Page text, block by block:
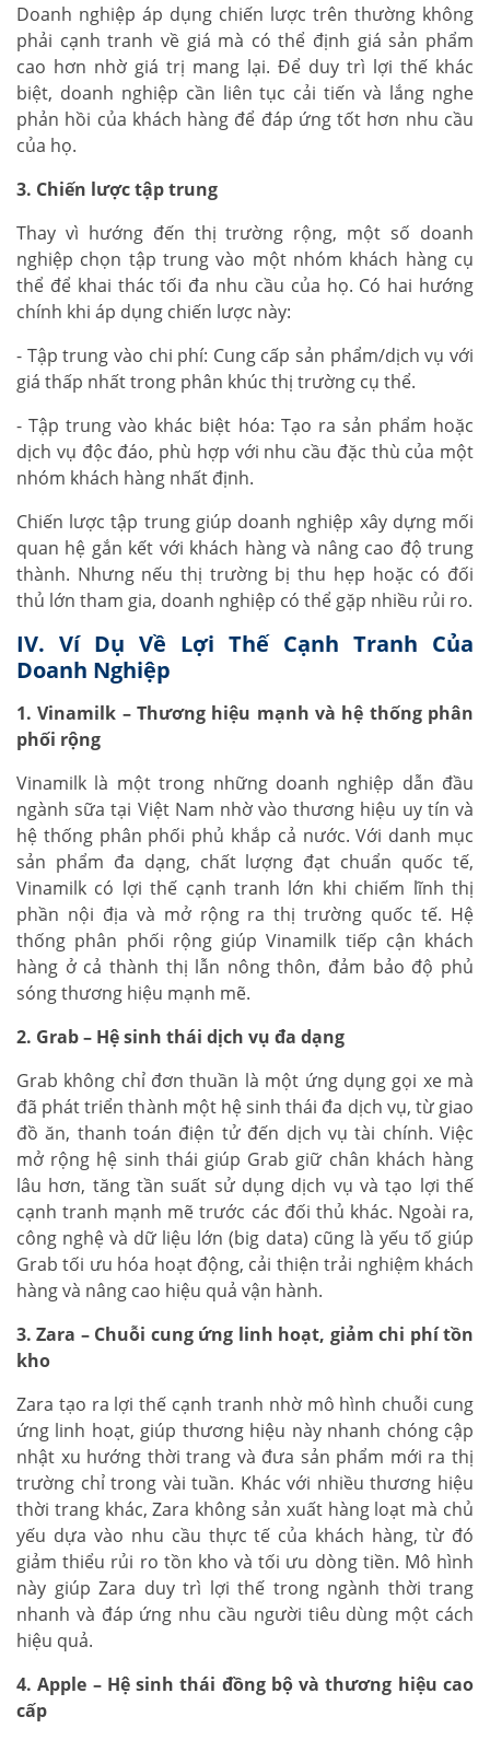
Doanh nghiệp áp dụng chiến lược trên thường không
phải cạnh tranh về giá mà có thể định giá sản phẩm
cao hơn nhờ giá trị mang lại. Để duy trì lợi thế khác
biệt, doanh nghiệp cần liên tục cải tiến và lắng nghe
phản hồi của khách hàng để đáp ứng tốt hơn nhu cầu
của họ.
3. Chiến lược tập trung
Thay vì hướng đến thị trường rộng, một số doanh
nghiệp chọn tập trung vào một nhóm khách hàng cụ
thể để khai thác tối đa nhu cầu của họ. Có hai hướng
chính khi áp dụng chiến lược này:
- Tập trung vào chi phí: Cung cấp sản phẩm/dịch vụ với
giá thấp nhất trong phân khúc thị trường cụ thể.
- Tập trung vào khác biệt hóa: Tạo ra sản phẩm hoặc
dịch vụ độc đáo, phù hợp với nhu cầu đặc thù của một
nhóm khách hàng nhất định.
Chiến lược tập trung giúp doanh nghiệp xây dựng mối
quan hệ gắn kết với khách hàng và nâng cao độ trung
thành. Nhưng nếu thị trường bị thu hẹp hoặc có đối
thủ lớn tham gia, doanh nghiệp có thể gặp nhiều rủi ro.
IV. Ví Dụ Về Lợi Thế Cạnh Tranh Của
Doanh Nghiệp
1. Vinamilk – Thương hiệu mạnh và hệ thống phân
phối rộng
Vinamilk là một trong những doanh nghiệp dẫn đầu
ngành sữa tại Việt Nam nhờ vào thương hiệu uy tín và
hệ thống phân phối phủ khắp cả nước. Với danh mục
sản phẩm đa dạng, chất lượng đạt chuẩn quốc tế,
Vinamilk có lợi thế cạnh tranh lớn khi chiếm lĩnh thị
phần nội địa và mở rộng ra thị trường quốc tế. Hệ
thống phân phối rộng giúp Vinamilk tiếp cận khách
hàng ở cả thành thị lẫn nông thôn, đảm bảo độ phủ
sóng thương hiệu mạnh mẽ.
2. Grab – Hệ sinh thái dịch vụ đa dạng
Grab không chỉ đơn thuần là một ứng dụng gọi xe mà
đã phát triển thành một hệ sinh thái đa dịch vụ, từ giao
đồ ăn, thanh toán điện tử đến dịch vụ tài chính. Việc
mở rộng hệ sinh thái giúp Grab giữ chân khách hàng
lâu hơn, tăng tần suất sử dụng dịch vụ và tạo lợi thế
cạnh tranh mạnh mẽ trước các đối thủ khác. Ngoài ra,
công nghệ và dữ liệu lớn (big data) cũng là yếu tố giúp
Grab tối ưu hóa hoạt động, cải thiện trải nghiệm khách
hàng và nâng cao hiệu quả vận hành.
3. Zara – Chuỗi cung ứng linh hoạt, giảm chi phí tồn
kho
Zara tạo ra lợi thế cạnh tranh nhờ mô hình chuỗi cung
ứng linh hoạt, giúp thương hiệu này nhanh chóng cập
nhật xu hướng thời trang và đưa sản phẩm mới ra thị
trường chỉ trong vài tuần. Khác với nhiều thương hiệu
thời trang khác, Zara không sản xuất hàng loạt mà chủ
yếu dựa vào nhu cầu thực tế của khách hàng, từ đó
giảm thiểu rủi ro tồn kho và tối ưu dòng tiền. Mô hình
này giúp Zara duy trì lợi thế trong ngành thời trang
nhanh và đáp ứng nhu cầu người tiêu dùng một cách
hiệu quả.
4. Apple – Hệ sinh thái đồng bộ và thương hiệu cao
cấp